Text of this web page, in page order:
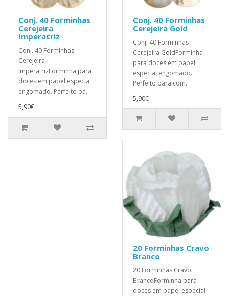
Conj. 40 Forminhas
Cerejeira
Imperatriz
Conj. 40 Forminhas
Cerejeira
ImperatrizForminha para
doces em papel especial
engomado. Perfeito pa..
5,90€
Conj. 40 Forminhas
Cerejeira Gold
Conj. 40 Forminhas
Cerejeira GoldForminha
para doces em papel
especial engomado.
Perfeito para com..
5,90€
20 Forminhas Cravo
Branco
20 Forminhas Cravo
BrancoForminha para
doces em papel especial